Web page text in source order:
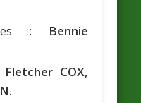
: Bennie
Fletcher COX,